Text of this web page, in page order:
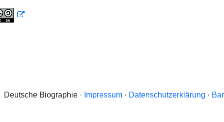
Deutsche Biographie · Impressum · Datenschutzerklärung ·